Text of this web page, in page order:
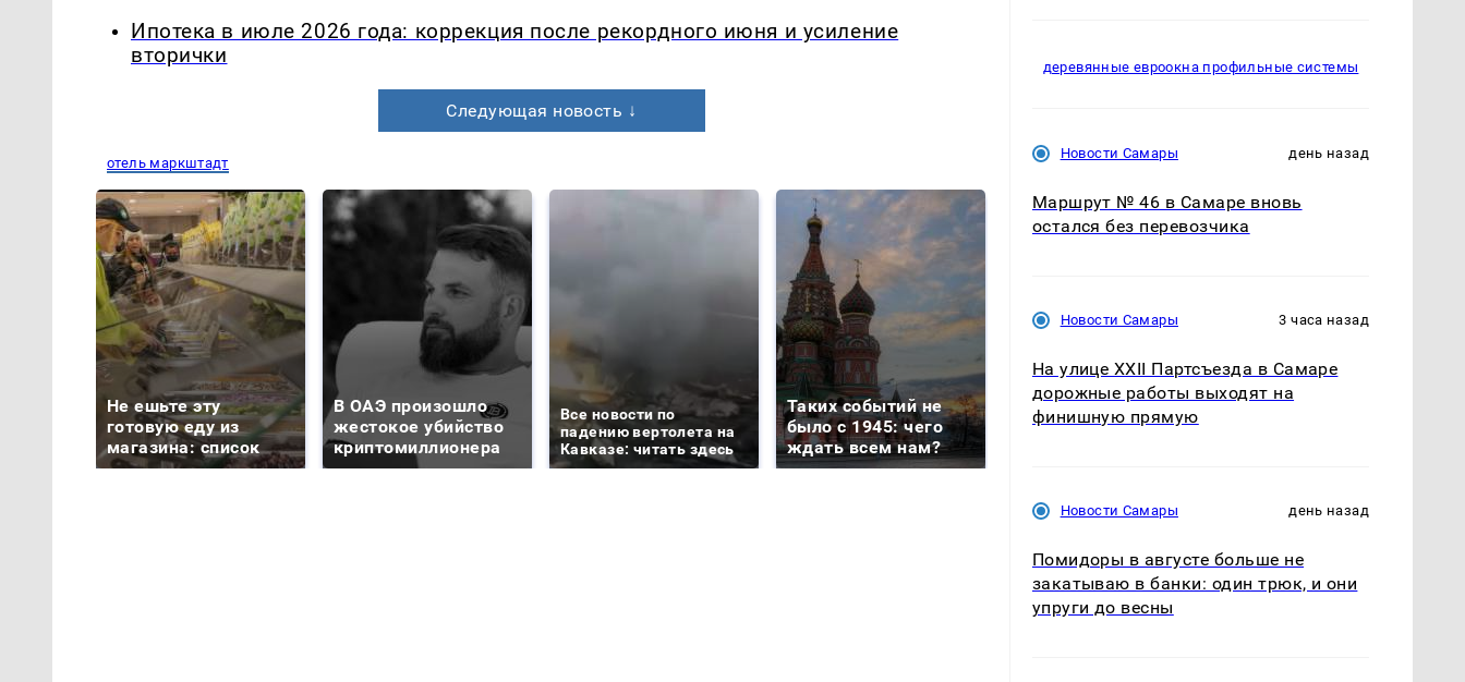
Ипотека в июле 2026 года: коррекция после рекордного июня и усиление
вторички
Следующая новость ↓
отель маркштадт
Не ешьте эту
готовую еду из
магазина: список
В ОАЭ произошло
жестокое убийство
криптомиллионера
Все новости по
падению вертолета на
Кавказе: читать здесь
Таких событий не
было с 1945: чего
ждать всем нам?
В магазинах России
ажиотаж из-за этого
СМИ: В Химках на
полицейскую
деревянные евроокна профильные системы
Новости Самары день назад
Маршрут № 46 в Самаре вновь
остался без перевозчика
Новости Самары 3 часа назад
На улице XXII Партсъезда в Самаре
дорожные работы выходят на
финишную прямую
Новости Самары день назад
Помидоры в августе больше не
закатываю в банки: один трюк, и они
упруги до весны